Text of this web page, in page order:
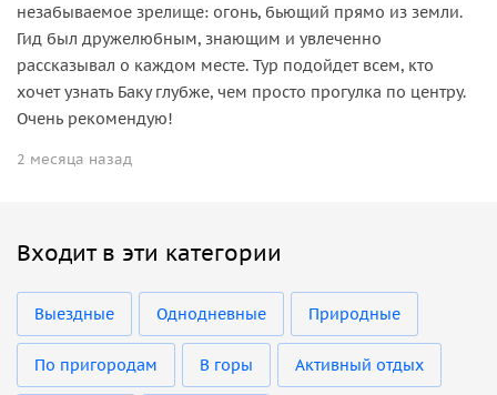
незабываемое зрелище: огонь, бьющий прямо из земли.
Гид был дружелюбным, знающим и увлеченно
рассказывал о каждом месте. Тур подойдет всем, кто
хочет узнать Баку глубже, чем просто прогулка по центру.
Очень рекомендую!
2 месяца назад
Входит в эти категории
Выездные Однодневные Природные
По пригородам В горы Активный отдых